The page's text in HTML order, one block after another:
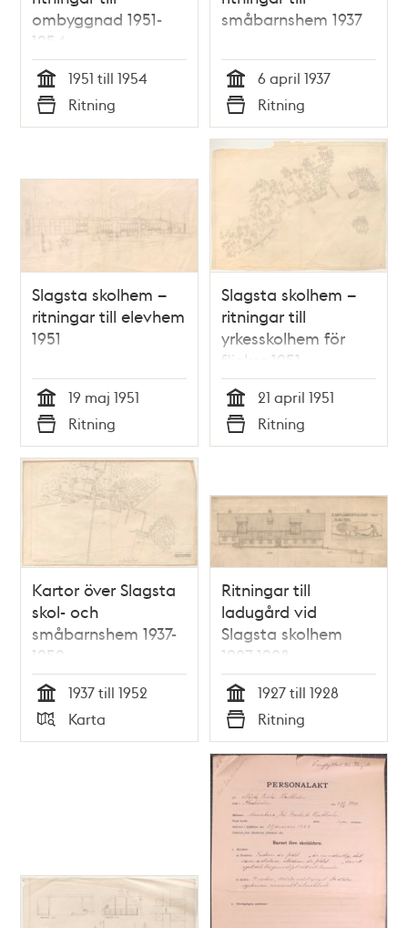
ombyggnad 1951-
1954
Tid
1951 till 1954
Typ
Ritning
småbarnshem 1937
Tid
6 april 1937
Typ
Ritning
Slagsta skolhem –
ritningar till elevhem
1951
Tid
19 maj 1951
Typ
Ritning
Slagsta skolhem –
ritningar till
yrkesskolhem för
flickor 1951
Tid
21 april 1951
Typ
Ritning
Kartor över Slagsta
skol- och
småbarnshem 1937-
1952
(situationsplaner)
Tid
1937 till 1952
Typ
Karta
Ritningar till
ladugård vid
Slagsta skolhem
1927-1928
Tid
1927 till 1928
Typ
Ritning